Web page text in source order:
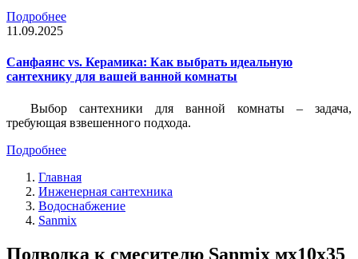
Подробнее
11.09.2025
Санфаянс vs. Керамика: Как выбрать идеальную
сантехнику для вашей ванной комнаты
Выбор сантехники для ванной комнаты – задача,
требующая взвешенного подхода.
Подробнее
Главная
Инженерная сантехника
Водоснабжение
Sanmix
Подводка к смесителю Sanmix мх10х35